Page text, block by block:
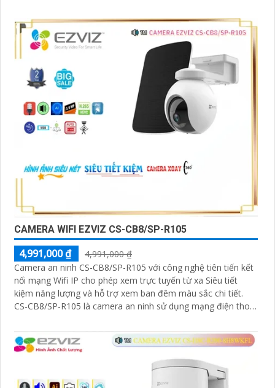
CAMERA WIFI EZVIZ CS-CB8/SP-R105
4,991,000 ₫
4,991,000 ₫
Camera an ninh CS-CB8/SP-R105 với công nghệ tiên tiến kết
nối mạng Wifi IP cho phép xem trực tuyến từ xa Siêu tiết
kiệm năng lượng và hỗ trợ xem ban đêm màu sắc chi tiết.
CS-CB8/SP-R105 là camera an ninh sử dụng mạng điện thoại